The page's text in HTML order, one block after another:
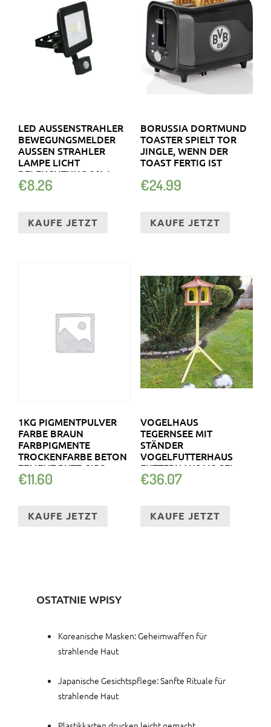
LED AUSSENSTRAHLER B
EWEGUNGSMELDER A
USSEN STRAHLER LA
MPE LICHT BE
LEUCHTUNG 20W
€8.26
KAUFE JETZT
BORUSSIA DORTMUND
TOASTER SPIELT TOR
JINGLE, WENN DER
TOAST FERTIG IST
€24.99
KAUFE JETZT
1KG PIGMENTPULVER
FARBE BRAUN
FARBPIGMENTE
TROCKENFARBE BETON
ZEMENT PUTZ GIPS
€11.60
KAUFE JETZT
VOGELHAUS
TEGERNSEE MIT
STÄNDER
VOGELFUTTERHAUS
FUTTERHAUS VOGEL
HAUS HOLZ
€36.07
KAUFE JETZT
OSTATNIE WPISY
Koreanische Masken: Geheimwaffen für
strahlende Haut
Japanische Gesichtspflege: Sanfte Rituale für
strahlende Haut